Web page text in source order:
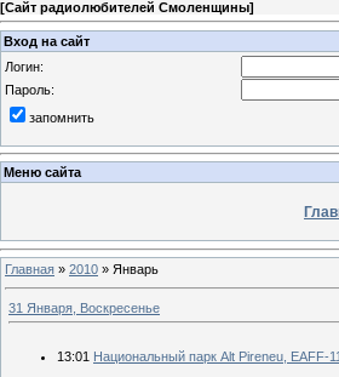
[Сайт радиолюбителей Смоленщины]
Вход на сайт
Логин:
Пароль:
запомнить
Меню сайта
Главная » 2010 » Январь
31 Января, Воскресенье
13:01 Национальный парк Alt Pireneu, EAFF-